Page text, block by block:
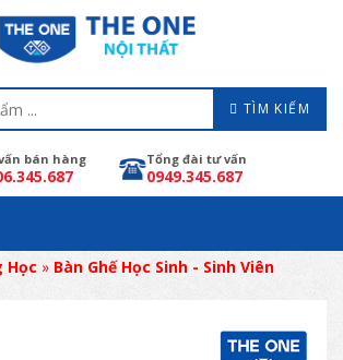
TÌM KIẾM
bán hàng Tổng đài tư vấn
0949.345.687
Học » Bàn Ghế Học Sinh - Sinh Viên